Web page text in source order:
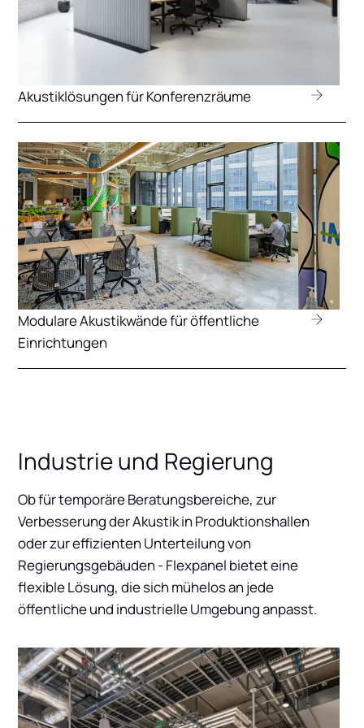
Akustiklösungen für Konferenzräume
Modulare Akustikwände für öffentliche
Einrichtungen
Industrie und Regierung
Ob für temporäre Beratungsbereiche, zur
Verbesserung der Akustik in Produktionshallen
oder zur effizienten Unterteilung von
Regierungsgebäuden - Flexpanel bietet eine
flexible Lösung, die sich mühelos an jede
öffentliche und industrielle Umgebung anpasst.